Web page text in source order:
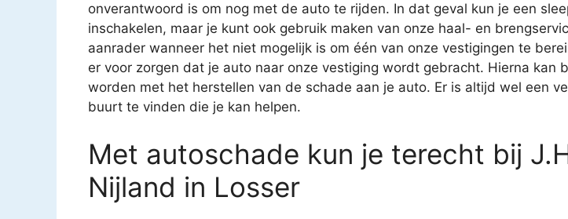
onverantwoord is om nog met de auto te rijden. In dat geval kun je een
inschakelen, maar je kunt ook gebruik maken van onze haal- en
aanrader wanneer het niet mogelijk is om één van onze vestigingen te
er voor zorgen dat je auto naar onze vestiging wordt gebracht. Hierna kan
worden met het herstellen van de schade aan je auto. Er is altijd wel een
buurt te vinden die je kan helpen.
Met autoschade kun je terecht bij
Nijland in Losser